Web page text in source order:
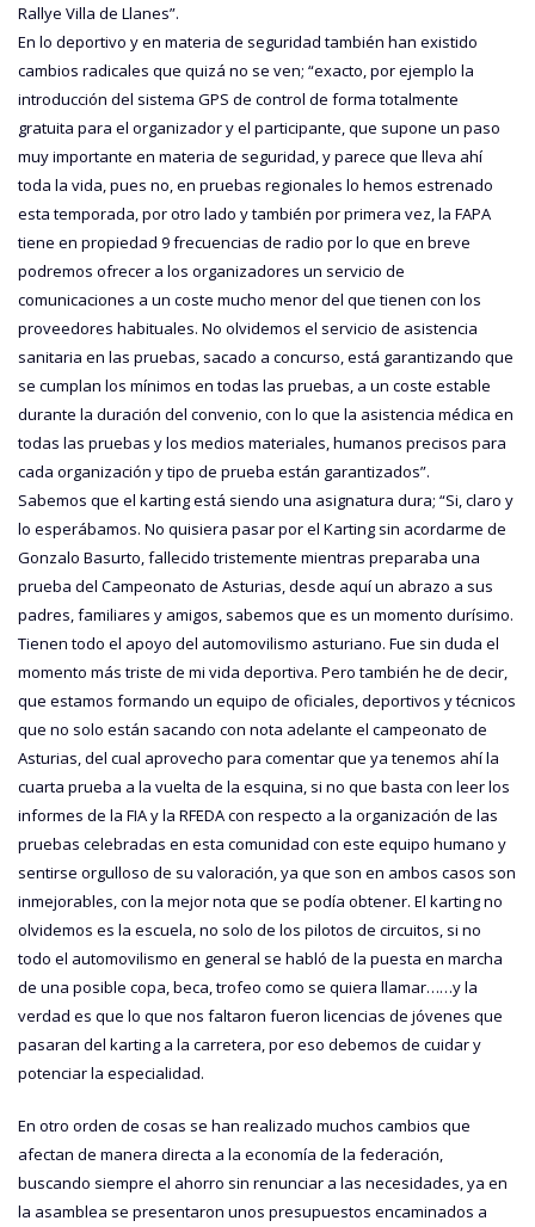
Rallye Villa de Llanes”.
En lo deportivo y en materia de seguridad también han existido
cambios radicales que quizá no se ven; “exacto, por ejemplo la
introducción del sistema GPS de control de forma totalmente
gratuita para el organizador y el participante, que supone un paso
muy importante en materia de seguridad, y parece que lleva ahí
toda la vida, pues no, en pruebas regionales lo hemos estrenado
esta temporada, por otro lado y también por primera vez, la FAPA
tiene en propiedad 9 frecuencias de radio por lo que en breve
podremos ofrecer a los organizadores un servicio de
comunicaciones a un coste mucho menor del que tienen con los
proveedores habituales. No olvidemos el servicio de asistencia
sanitaria en las pruebas, sacado a concurso, está garantizando que
se cumplan los mínimos en todas las pruebas, a un coste estable
durante la duración del convenio, con lo que la asistencia médica en
todas las pruebas y los medios materiales, humanos precisos para
cada organización y tipo de prueba están garantizados”.
Sabemos que el karting está siendo una asignatura dura; “Si, claro y
lo esperábamos. No quisiera pasar por el Karting sin acordarme de
Gonzalo Basurto, fallecido tristemente mientras preparaba una
prueba del Campeonato de Asturias, desde aquí un abrazo a sus
padres, familiares y amigos, sabemos que es un momento durísimo.
Tienen todo el apoyo del automovilismo asturiano. Fue sin duda el
momento más triste de mi vida deportiva. Pero también he de decir,
que estamos formando un equipo de oficiales, deportivos y técnicos
que no solo están sacando con nota adelante el campeonato de
Asturias, del cual aprovecho para comentar que ya tenemos ahí la
cuarta prueba a la vuelta de la esquina, si no que basta con leer los
informes de la FIA y la RFEDA con respecto a la organización de las
pruebas celebradas en esta comunidad con este equipo humano y
sentirse orgulloso de su valoración, ya que son en ambos casos son
inmejorables, con la mejor nota que se podía obtener. El karting no
olvidemos es la escuela, no solo de los pilotos de circuitos, si no
todo el automovilismo en general se habló de la puesta en marcha
de una posible copa, beca, trofeo como se quiera llamar……y la
verdad es que lo que nos faltaron fueron licencias de jóvenes que
pasaran del karting a la carretera, por eso debemos de cuidar y
potenciar la especialidad.
En otro orden de cosas se han realizado muchos cambios que
afectan de manera directa a la economía de la federación,
buscando siempre el ahorro sin renunciar a las necesidades, ya en
la asamblea se presentaron unos presupuestos encaminados a